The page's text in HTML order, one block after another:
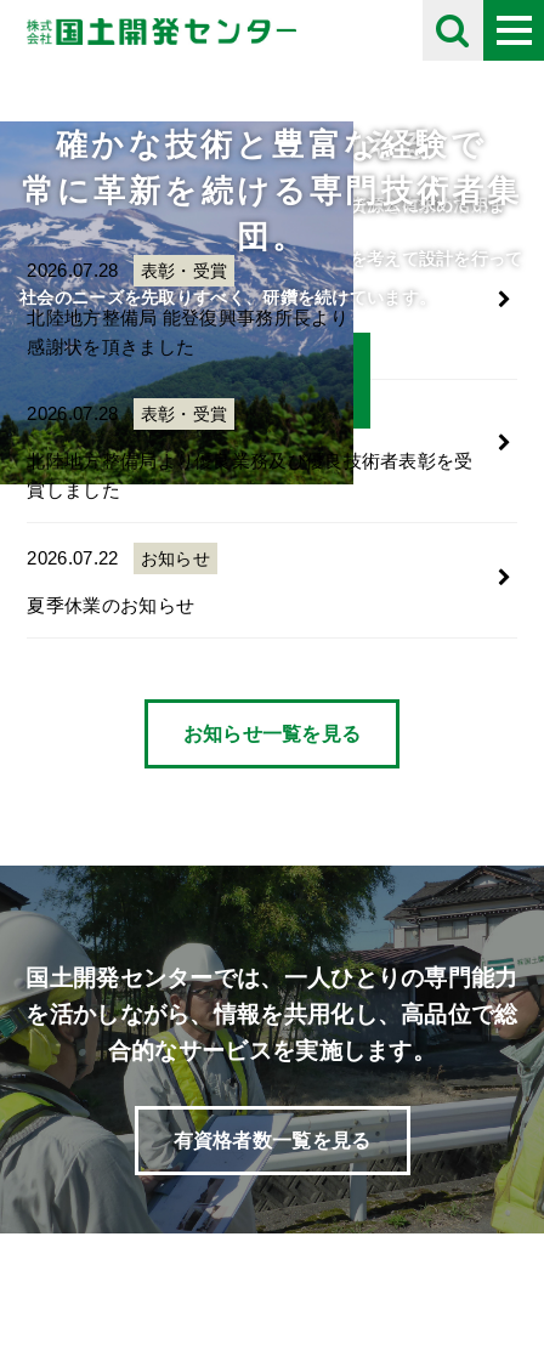
未来の自然を考える
住民や将来の子供たちのために、限られた資源を有効に活用し
て、
人・自然・環境・街との調和と未来の自然を考えて設計を行って
います。
詳細はこちら
採用情報
自分の好きな事にとことん打ち込める人をチームに求めていま
す。
ご応募をお待ちしております。
詳細はこちら
確かな技術と豊富な経験で
常に革新を続ける専門技術者集
団。
社会のニーズを先取りすべく、研鑽を続けています。
お知らせ
Information
2026.07.28 表彰・受賞
北陸地方整備局 能登復興事務所長より
感謝状を頂きました
2026.07.28 表彰・受賞
北陸地方整備局より優良業務及び優良技術者表彰を受
賞しました
2026.07.22 お知らせ
夏季休業のお知らせ
お知らせ一覧を見る
国土開発センターでは、一人ひとりの専門能力
を活かしながら、情報を共用化し、高品位で総
合的なサービスを実施します。
有資格者数一覧を見る